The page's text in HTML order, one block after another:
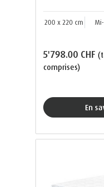
200 x 220 cm
5'798.00 CHF
comprises)
En